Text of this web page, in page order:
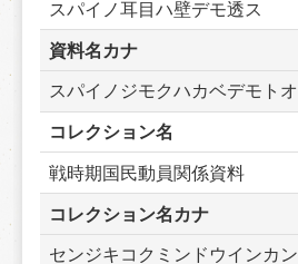
スパイノ耳目ハ壁デモ透ス
資料名カナ
スパイノジモクハカベデモト
コレクション名
戦時期国民動員関係資料
コレクション名カナ
センジキコクミンドウインカ